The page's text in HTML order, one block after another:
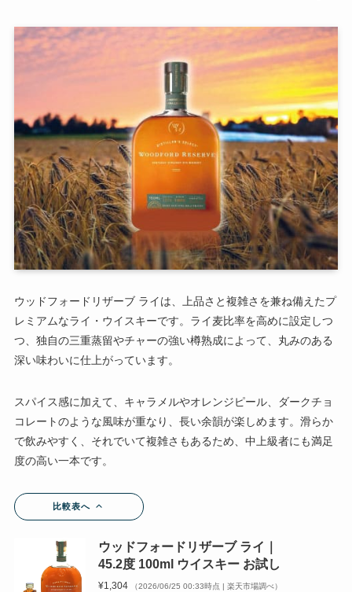
ウッドフォードリザーブ ライは、上品さと複雑さを兼ね備えたプ
レミアムなライ・ウイスキーです。ライ麦比率を高めに設定しつ
つ、独自の三重蒸留やチャーの強い樽熟成によって、丸みのある
深い味わいに仕上がっています。
スパイス感に加えて、キャラメルやオレンジピール、ダークチョ
コレートのような風味が重なり、長い余韻が楽しめます。滑らか
で飲みやすく、それでいて複雑さもあるため、中上級者にも満足
度の高い一本です。
比較表へ
ウッドフォードリザーブ ライ｜
45.2度 100ml ウイスキー お試し
¥1,304 （2026/06/25 00:33時点 | 楽天市場調べ）